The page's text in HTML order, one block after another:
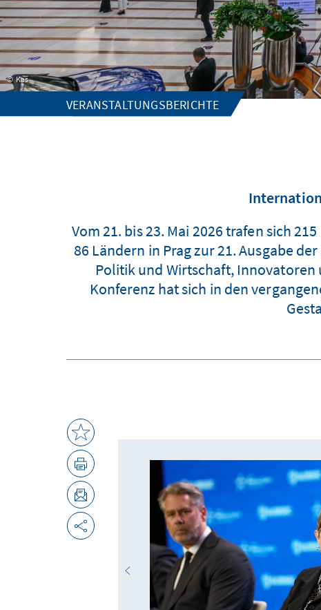
Kas
VERANSTALTUNGSBERICHTE
Vom 21. bis 23. Mai 2026 trafen sich
86 Ländern in Prag zur 21. Ausgabe
Politik und Wirtschaft,
Konferenz hat sich in den